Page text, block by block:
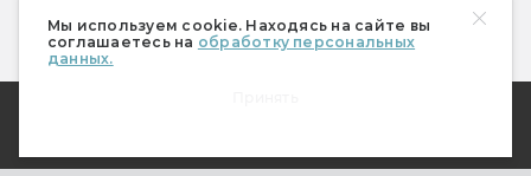
Мы используем cookie. Находясь на сайте вы
соглашаетесь на обработку персональных
данных.